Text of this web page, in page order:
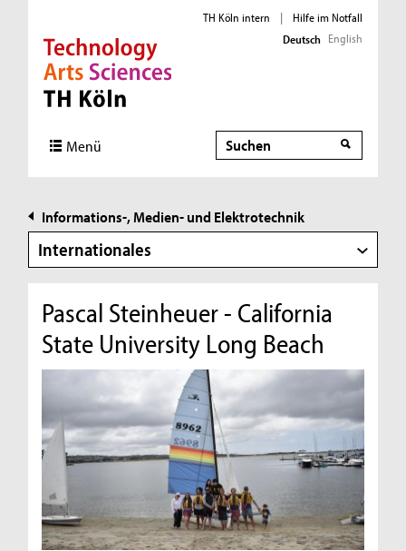
Direkt zur Hauptnavigation
Direkt zur Subnavigation
Direkt zum Inhalt
Direkt zum Fußbereich
TH Köln intern |
Hilfe im Notfall
Deutsch English
Menü Suche
Suche
Informations-, Medien- und Elektrotechnik
Internationales
Pascal Steinheuer - California
State University Long Beach